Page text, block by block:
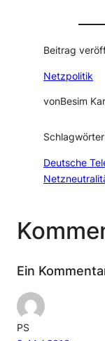
Beitrag
Netzpolitik
vonBesim
Deutsche
Ein
PS